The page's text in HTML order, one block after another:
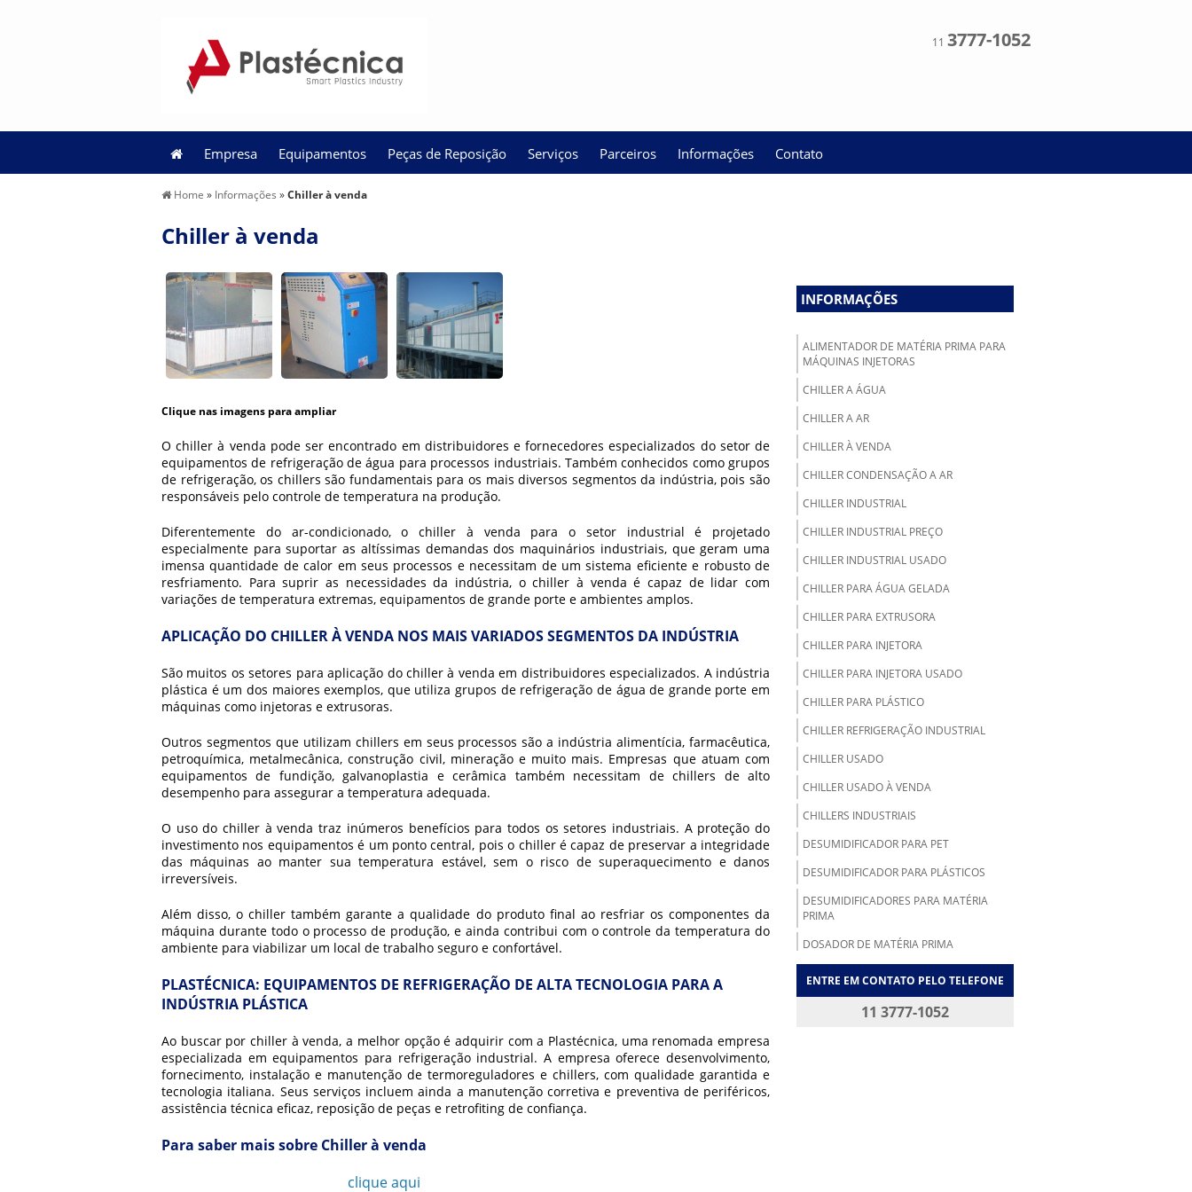
11 3777-1052
Empresa Equipamentos Peças de Reposição Serviços Parceiros Informações Contato
Home » Informações »Chiller à venda
Chiller à venda
Clique nas imagens para ampliar
Ochiller à venda pode ser encontrado em distribuidores e fornecedores especializados do setor de
equipamentos de refrigeração de água para processos industriais. Também conhecidos como grupos
de refrigeração, os chillers são fundamentais para os mais diversos segmentos da indústria, pois são
responsáveis pelo controle de temperatura na produção.
Diferentemente do ar-condicionado, o chiller à venda para o setor industrial é projetado
especialmente para suportar as altíssimas demandas dos maquinários industriais, que geram uma
imensa quantidade de calor em seus processos e necessitam de um sistema eficiente e robusto de
resfriamento. Para suprir as necessidades da indústria, ochiller à venda é capaz de lidar com
variações de temperatura extremas, equipamentos de grande porte e ambientes amplos.
APLICAÇÃO DO CHILLER À VENDA NOS MAIS VARIADOS SEGMENTOS DA INDÚSTRIA
São muitos os setores para aplicação do chiller à venda em distribuidores especializados. A indústria
plástica é um dos maiores exemplos, que utiliza grupos de refrigeração de água de grande porte em
máquinas como injetoras e extrusoras.
Outros segmentos que utilizam chillers em seus processos são a indústria alimentícia, farmacêutica,
petroquímica, metalmecânica, construção civil, mineração e muito mais. Empresas que atuam com
equipamentos de fundição, galvanoplastia e cerâmica também necessitam de chillers de alto
desempenho para assegurar a temperatura adequada.
O uso dochiller à venda traz inúmeros benefícios para todos os setores industriais. A proteção do
investimento nos equipamentos é um ponto central, pois o chiller é capaz de preservar a integridade
das máquinas ao manter sua temperatura estável, sem o risco de superaquecimento e danos
irreversíveis.
Além disso, o chiller também garante a qualidade do produto final ao resfriar os componentes da
máquina durante todo o processo de produção, e ainda contribui com o controle da temperatura do
ambiente para viabilizar um local de trabalho seguro e confortável.
PLASTÉCNICA: EQUIPAMENTOS DE REFRIGERAÇÃO DE ALTA TECNOLOGIA PARA A
INDÚSTRIA PLÁSTICA
Ao buscar porchiller à venda, a melhor opção é adquirir com a Plastécnica, uma renomada empresa
especializada em equipamentos para refrigeração industrial. A empresa oferece desenvolvimento,
fornecimento, instalação e manutenção de termoreguladores e chillers, com qualidade garantida e
tecnologia italiana. Seus serviços incluem ainda a manutenção corretiva e preventiva de periféricos,
assistência técnica eficaz, reposição de peças e retrofiting de confiança.
Para saber mais sobre Chiller à venda
clique aqui
INFORMAÇÕES
ALIMENTADOR DE MATÉRIA PRIMA PARA
MÁQUINAS INJETORAS
CHILLER A ÁGUA
CHILLER A AR
CHILLER À VENDA
CHILLER CONDENSAÇÃO A AR
CHILLER INDUSTRIAL
CHILLER INDUSTRIAL PREÇO
CHILLER INDUSTRIAL USADO
CHILLER PARA ÁGUA GELADA
CHILLER PARA EXTRUSORA
CHILLER PARA INJETORA
CHILLER PARA INJETORA USADO
CHILLER PARA PLÁSTICO
CHILLER REFRIGERAÇÃO INDUSTRIAL
CHILLER USADO
CHILLER USADO À VENDA
CHILLERS INDUSTRIAIS
DESUMIDIFICADOR PARA PET
DESUMIDIFICADOR PARA PLÁSTICOS
DESUMIDIFICADORES PARA MATÉRIA
PRIMA
DOSADOR DE MATÉRIA PRIMA
DRY COOLER INDUSTRIAL
ENTRE EM CONTATO PELO TELEFONE
11 3777-1052